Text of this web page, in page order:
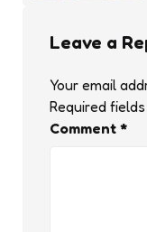
Leave a
Your email
Required
Comment *